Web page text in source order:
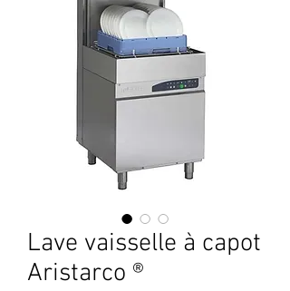
Lave vaisselle à capot
Aristarco ®